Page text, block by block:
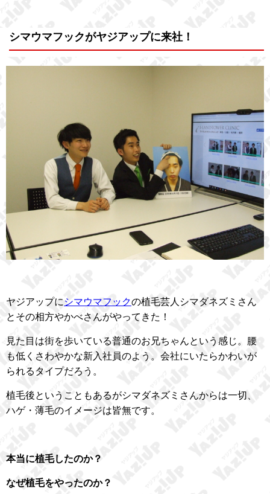
シマウマフックがヤジアップに来社！
ヤジアップにシマウマフックの植毛芸人シマダネズミさん
とその相方やかべさんがやってきた！
見た目は街を歩いている普通のお兄ちゃんという感じ。腰
も低くさわやかな新入社員のよう。会社にいたらかわいが
られるタイプだろう。
植毛後ということもあるがシマダネズミさんからは一切、
ハゲ・薄毛のイメージは皆無です。
本当に植毛したのか？
なぜ植毛をやったのか？